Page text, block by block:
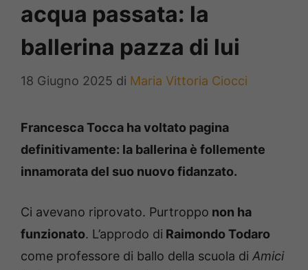
acqua passata: la
ballerina pazza di lui
18 Giugno 2025 di Maria Vittoria Ciocci
Francesca Tocca ha voltato pagina
definitivamente: la ballerina è follemente
innamorata del suo nuovo fidanzato.
Ci avevano riprovato. Purtroppo non ha
funzionato. L’approdo di Raimondo Todaro
come professore di ballo della scuola di Amici